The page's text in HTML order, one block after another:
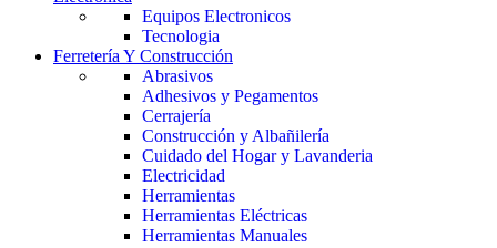
Equipos Electronicos
Tecnologia
Ferretería Y Construcción
Abrasivos
Adhesivos y Pegamentos
Cerrajería
Construcción y Albañilería
Cuidado del Hogar y Lavanderia
Electricidad
Herramientas
Herramientas Eléctricas
Herramientas Manuales